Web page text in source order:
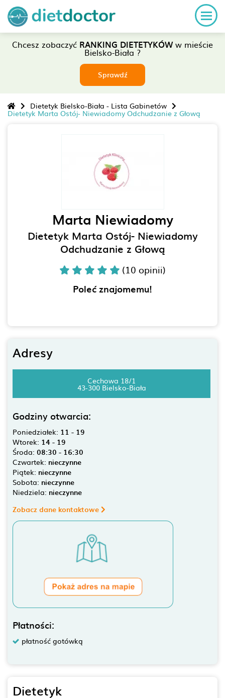
Chcesz zobaczyć RANKING DIETETYKÓWw mieście
Bielsko-Biała ?
Sprawdź
Dietetyk Bielsko-Biała - Lista Gabinetów
Dietetyk Marta Ostój- Niewiadomy Odchudzanie z Głową
Marta Niewiadomy
Dietetyk Marta Ostój- Niewiadomy
Odchudzanie z Głową
(10 opinii)
Poleć znajomemu!
Adresy
Cechowa 18/1
43-300 Bielsko-Biała
Godziny otwarcia:
Poniedziałek: 11 - 19
Wtorek: 14 - 19
Środa: 08:30 - 16:30
Czwartek: nieczynne
Piątek: nieczynne
Sobota: nieczynne
Niedziela: nieczynne
Zobacz dane kontaktowe
Płatności:
płatność gotówką
Dietetyk